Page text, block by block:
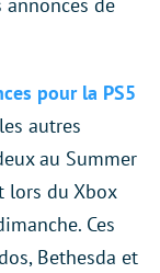
pour la PS5
autres
au Summer
lors du Xbox
Ces
Bethesda et